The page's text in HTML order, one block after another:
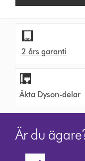
2 års garanti
Äkta Dyson-delar
Är du